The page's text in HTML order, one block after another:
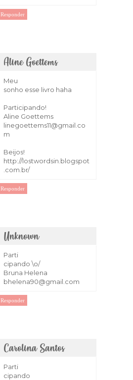
Responder
Aline Goettems
Meu
sonho esse livro haha
Participando!
Aline Goettems
linegoettems11@gmail.co
m
Beijos!
http://lostwordsin.blogspot
.com.br/
Responder
Unknown
Parti
cipando \o/
Bruna Helena
bhelena90@gmail.com
Responder
Carolina Santos
Parti
cipando